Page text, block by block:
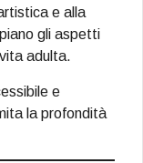
e alla
gli aspetti
adulta.
e
la profondità